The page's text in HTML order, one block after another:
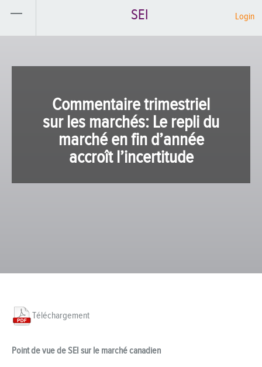
SEI Login
Commentaire trimestriel
sur les marchés: Le repli du
marché en fin d’année
accroît l’incertitude
Téléchargement
Point de vue de SEI sur le marché canadien